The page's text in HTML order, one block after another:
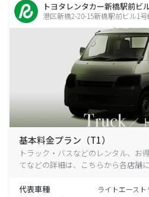
トヨタレンタカー新橋駅前ビ
港区新橋2-20-15新橋駅前ビル1
基本料金プラン（T1）
トラック・バスなどのレンタル、お
てなどの詳細は、こちらから各店舗
代表車種 ライトエース